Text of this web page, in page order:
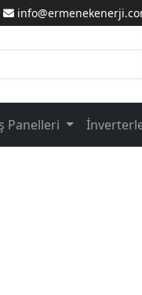
Panelleri